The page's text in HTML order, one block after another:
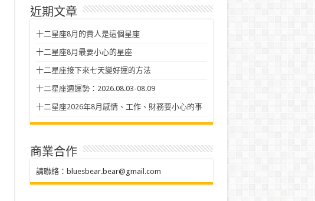
近期文章
十二星座8月的貴人是這個星座
十二星座8月最要小心的星座
十二星座接下來七天變好運的方法
十二星座週運勢：2026.08.03-08.09
十二星座2026年8月感情、工作、財務要小心的事
商業合作
請聯絡： bluesbear.bear@gmail.com